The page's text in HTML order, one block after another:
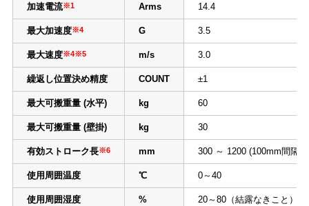
加速電流※1 Arms 14.4
最大加速度※4 G 3.5
最大速度※4※5 m/s 3.0
繰返し位置決め精度 COUNT ±1
最大可搬重量 (水平) kg 60
最大可搬重量 (壁掛) kg 30
有効ストローク長※6 mm 300 ～ 1200 (100mm間隔)
使用周囲温度 ℃ 0～40
使用周囲湿度 % 20～80（結露なきこと）